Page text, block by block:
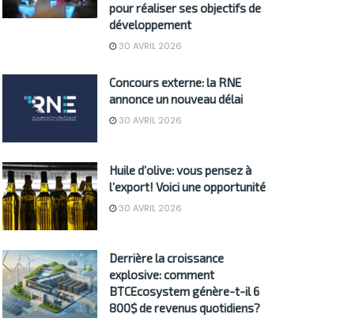
pour réaliser ses objectifs de
développement
30 AVRIL 2026
Concours externe: la RNE
annonce un nouveau délai
30 AVRIL 2026
Huile d’olive: vous pensez à
l’export! Voici une opportunité
30 AVRIL 2026
Derrière la croissance
explosive: comment
BTCEcosystem génère-t-il 6
800$ de revenus quotidiens?